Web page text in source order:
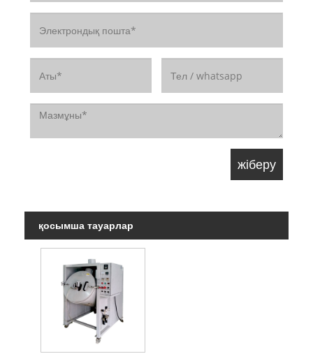
қосымша тауарлар